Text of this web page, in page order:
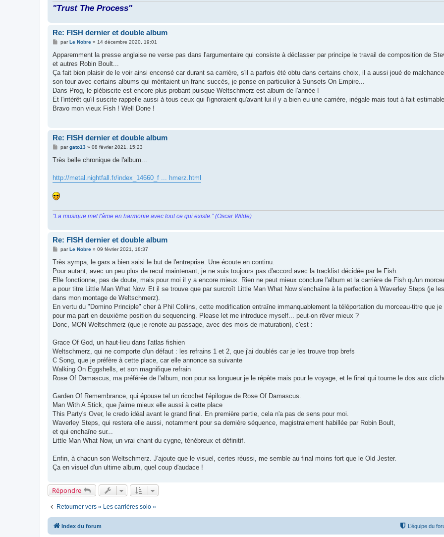
"Trust The Process"
Re: FISH dernier et double album
M
s
s
a
g
parLe Nobre» 14 décembre 2020, 19:01
Apparemment la presse anglaise ne verse pas dans l'argumentaire qui consiste à déclasser par principe le travail de composition de
et autres Robin Boult...
Ça fait bien plaisir de le voir ainsi encensé car durant sa carrière, s'il a parfois été obtu dans certains choix, il a aussi joué de
son tour avec certains albums qui méritaient un franc succès, je pense en particulier à Sunsets On Empire...
Dans Prog, le plébiscite est encore plus probant puisque Weltschmerz est album de l'année !
Et l'intérêt qu'il suscite rappelle aussi à tous ceux qui l'ignoraient qu'avant lui il y a bien eu une carrière, inégale mais tout à fait
Bravo mon vieux Fish ! Well Done !
Re: FISH dernier et double album
M
s
g
e
pargato13» 08 février 2021, 15:23
Très belle chronique de l'album...
http://metal.nightfall.fr/index_14660_f ... hmerz.html
“La musique met l'âme en harmonie avec tout ce qui existe.” (Oscar Wilde)
Re: FISH dernier et double album
M
s
a
g
parLe Nobre» 09 février 2021, 18:37
Très sympa, le gars a bien saisi le but de l'entreprise. Une écoute en continu.
Pour autant, avec un peu plus de recul maintenant, je ne suis toujours pas d'accord avec la tracklist décidée par le Fish.
Elle fonctionne, pas de doute, mais pour moi il y a encore mieux. Rien ne peut mieux conclure l'album et la carrière de Fish qu'un
a pour titre Little Man What Now. Et il se trouve que par surcroît Little Man What Now s'enchaîne à la perfection à Waverley Steps (je
dans mon montage de Weltschmerz).
En vertu du "Domino Principle" cher à Phil Collins, cette modification entraîne immanquablement la téléportation du morceau-titre que je
pour ma part en deuxième position du sequencing. Please let me introduce myself... peut-on rêver mieux ?
Donc, MON Weltschmerz (que je renote au passage, avec des mois de maturation), c'est :
Grace Of God, un haut-lieu dans l'atlas fishien
Weltschmerz, qui ne comporte d'un défaut : les refrains 1 et 2, que j'ai doublés car je les trouve trop brefs
C Song, que je préfère à cette place, car elle annonce sa suivante
Walking On Eggshells, et son magnifique refrain
Rose Of Damascus, ma préférée de l'album, non pour sa longueur je le répète mais pour le voyage, et le final qui tourne le dos aux
Garden Of Remembrance, qui épouse tel un ricochet l'épilogue de Rose Of Damascus.
Man With A Stick, que j'aime mieux elle aussi à cette place
This Party's Over, le credo idéal avant le grand final. En première partie, cela n'a pas de sens pour moi.
Waverley Steps, qui restera elle aussi, notamment pour sa dernière séquence, magistralement habillée par Robin Boult,
et qui enchaîne sur...
Little Man What Now, un vrai chant du cygne, ténébreux et définitif.
Enfin, à chacun son Weltschmerz. J'ajoute que le visuel, certes réussi, me semble au final moins fort que le Old Jester.
Ça en visuel d'un ultime album, quel coup d'audace !
Répondre
Retourner vers « Les carrières solo »
Index du forum L’équipe du